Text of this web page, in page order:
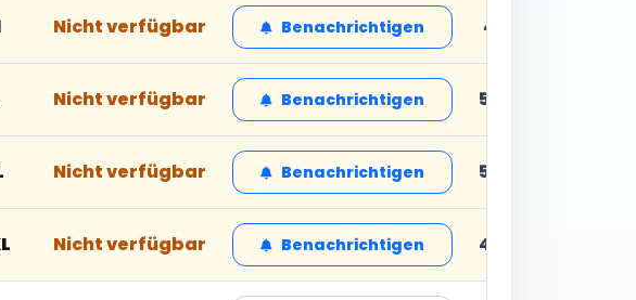
Nicht verfügbar Benachrichtigen 4,11 € inkl. MwSt.
Nicht verfügbar Benachrichtigen 5,86 € inkl.
Nicht verfügbar Benachrichtigen 5,86 € inkl.
Nicht verfügbar Benachrichtigen 4,55 € inkl.